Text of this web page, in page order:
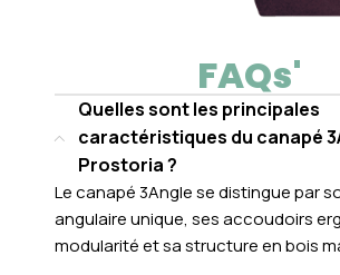
FAQs'
Quelles sont les principales
caractéristiques du canapé
Prostoria ?
Le canapé 3Angle se distingue par
angulaire unique, ses accoudoirs
modularité et sa structure en bois